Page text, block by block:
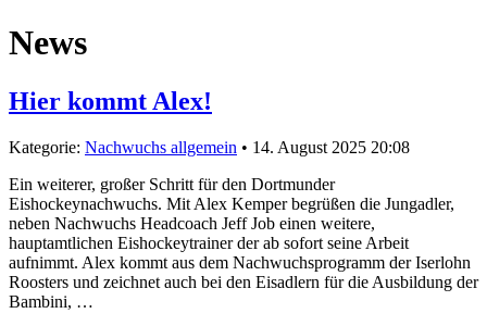
News
Hier kommt Alex!
Kategorie: Nachwuchs allgemein • 14. August 2025 20:08
Ein weiterer, großer Schritt für den Dortmunder
Eishockeynachwuchs. Mit Alex Kemper begrüßen die Jungadler,
neben Nachwuchs Headcoach Jeff Job einen weitere,
hauptamtlichen Eishockeytrainer der ab sofort seine Arbeit
aufnimmt. Alex kommt aus dem Nachwuchsprogramm der Iserlohn
Roosters und zeichnet auch bei den Eisadlern für die Ausbildung der
Bambini, …